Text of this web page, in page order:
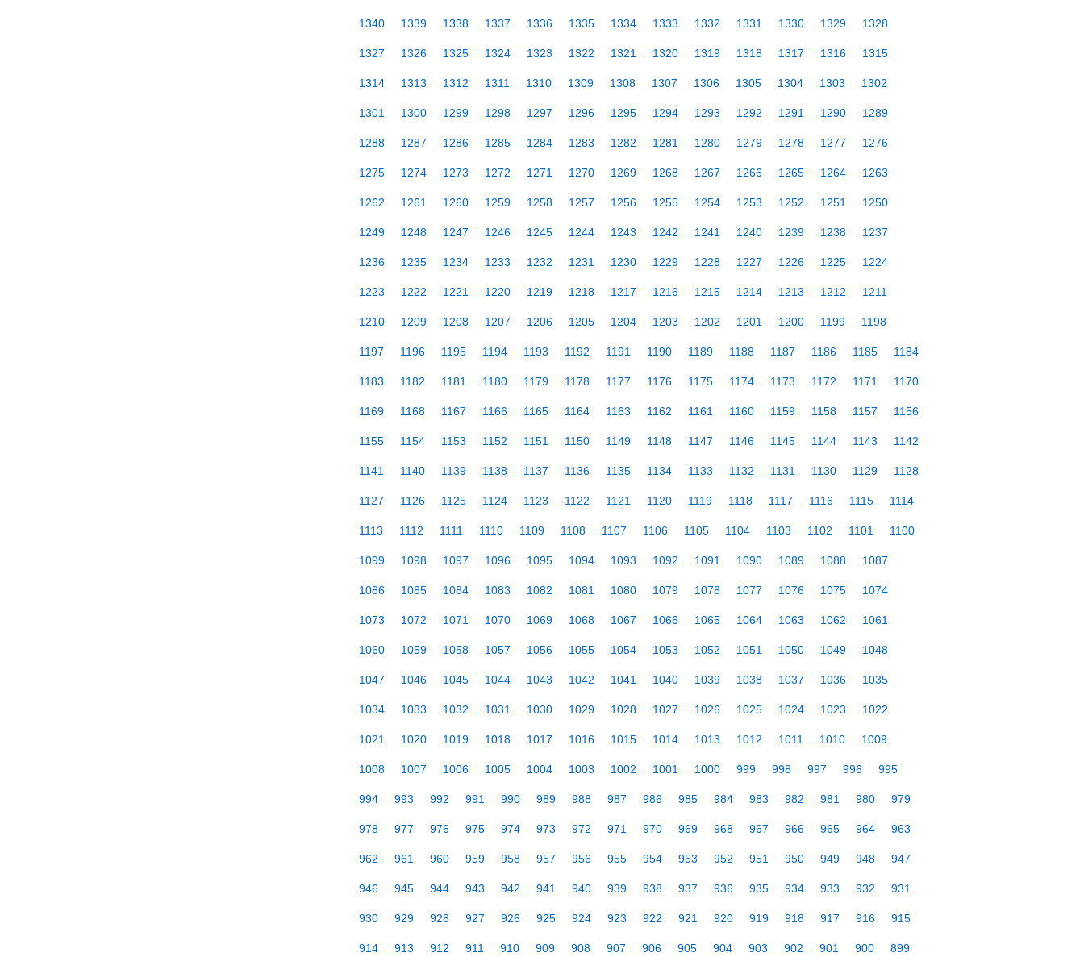
1340 1339 1338 1337 1336 1335 1334 1333 1332 1331 1330 1329 1328
1327 1326 1325 1324 1323 1322 1321 1320 1319 1318 1317 1316 1315
1314 1313 1312 1311 1310 1309 1308 1307 1306 1305 1304 1303 1302
1301 1300 1299 1298 1297 1296 1295 1294 1293 1292 1291 1290 1289
1288 1287 1286 1285 1284 1283 1282 1281 1280 1279 1278 1277 1276
1275 1274 1273 1272 1271 1270 1269 1268 1267 1266 1265 1264 1263
1262 1261 1260 1259 1258 1257 1256 1255 1254 1253 1252 1251 1250
1249 1248 1247 1246 1245 1244 1243 1242 1241 1240 1239 1238 1237
1236 1235 1234 1233 1232 1231 1230 1229 1228 1227 1226 1225 1224
1223 1222 1221 1220 1219 1218 1217 1216 1215 1214 1213 1212 1211
1210 1209 1208 1207 1206 1205 1204 1203 1202 1201 1200 1199 1198
1197 1196 1195 1194 1193 1192 1191 1190 1189 1188 1187 1186 1185 1184
1183 1182 1181 1180 1179 1178 1177 1176 1175 1174 1173 1172 1171 1170
1169 1168 1167 1166 1165 1164 1163 1162 1161 1160 1159 1158 1157 1156
1155 1154 1153 1152 1151 1150 1149 1148 1147 1146 1145 1144 1143 1142
1141 1140 1139 1138 1137 1136 1135 1134 1133 1132 1131 1130 1129 1128
1127 1126 1125 1124 1123 1122 1121 1120 1119 1118 1117 1116 1115 1114
1113 1112 1111 1110 1109 1108 1107 1106 1105 1104 1103 1102 1101 1100
1099 1098 1097 1096 1095 1094 1093 1092 1091 1090 1089 1088 1087
1086 1085 1084 1083 1082 1081 1080 1079 1078 1077 1076 1075 1074
1073 1072 1071 1070 1069 1068 1067 1066 1065 1064 1063 1062 1061
1060 1059 1058 1057 1056 1055 1054 1053 1052 1051 1050 1049 1048
1047 1046 1045 1044 1043 1042 1041 1040 1039 1038 1037 1036 1035
1034 1033 1032 1031 1030 1029 1028 1027 1026 1025 1024 1023 1022
1021 1020 1019 1018 1017 1016 1015 1014 1013 1012 1011 1010 1009
1008 1007 1006 1005 1004 1003 1002 1001 1000 999 998 997 996 995
994 993 992 991 990 989 988 987 986 985 984 983 982 981 980 979
978 977 976 975 974 973 972 971 970 969 968 967 966 965 964 963
962 961 960 959 958 957 956 955 954 953 952 951 950 949 948 947
946 945 944 943 942 941 940 939 938 937 936 935 934 933 932 931
930 929 928 927 926 925 924 923 922 921 920 919 918 917 916 915
914 913 912 911 910 909 908 907 906 905 904 903 902 901 900 899